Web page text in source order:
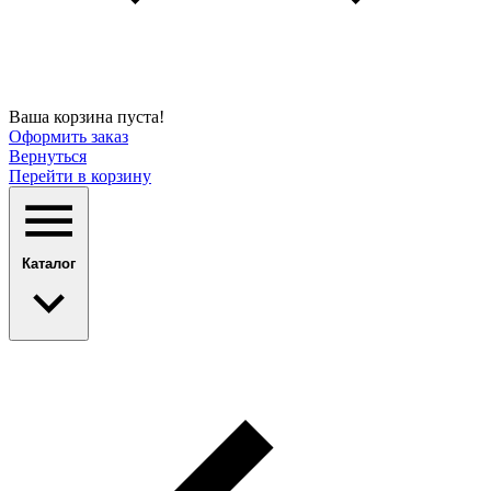
Ваша корзина пуста!
Оформить заказ
Вернуться
Перейти в корзину
Каталог